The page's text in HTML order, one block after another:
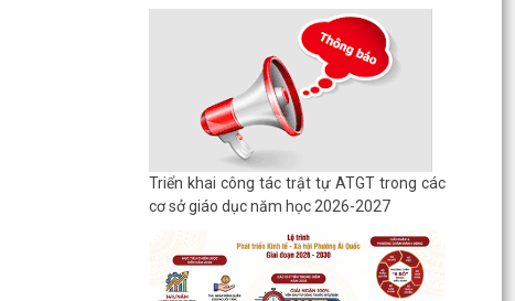
Triển khai công tác trật tự ATGT trong các
cơ sở giáo dục năm học 2026-2027